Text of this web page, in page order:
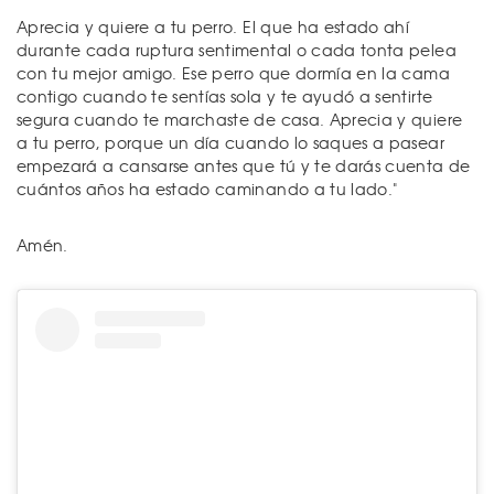
Aprecia y quiere a tu perro. El que ha estado ahí
durante cada ruptura sentimental o cada tonta pelea
con tu mejor amigo. Ese perro que dormía en la cama
contigo cuando te sentías sola y te ayudó a sentirte
segura cuando te marchaste de casa. Aprecia y quiere
a tu perro, porque un día cuando lo saques a pasear
empezará a cansarse antes que tú y te darás cuenta de
cuántos años ha estado caminando a tu lado."
Amén.